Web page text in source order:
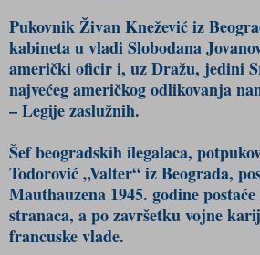
Pukovnik Živan Knežević iz
kabineta u vladi Slobodana
američki oficir i, uz Dražu, jedini
najvećeg američkog odlikovanja
– Legije zaslužnih.
Šef beogradskih ilegalaca,
Todorović „Valter“ iz Beograda,
Mauthauzena 1945. godine
stranaca, a po završetku vojne
francuske vlade.